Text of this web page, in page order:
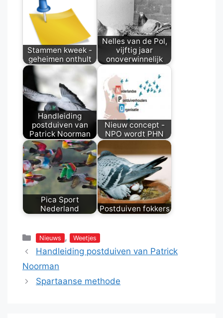
Stammen kweek -
geheimen onthult
Nelles van de Pol,
vijftig jaar
onoverwinnelijk
Handleiding
postduiven van
Patrick Noorman
Nieuw concept -
NPO wordt PHN
Pica Sport
Nederland
Postduiven fokkers
Categorieën
Nieuws , Weetjes
Handleiding postduiven van Patrick
Noorman
Spartaanse methode